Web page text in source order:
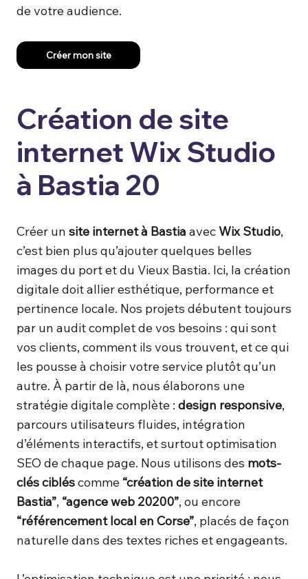
de votre audience.
Créer mon site
Création de site
internet Wix Studio
à Bastia 20
Créer un site internet à Bastia avecWix Studio,
c’est bien plus qu’ajouter quelques belles
images du port et du Vieux Bastia. Ici, la création
digitale doit allier esthétique, performance et
pertinence locale. Nos projets débutent toujours
par un audit complet de vos besoins : qui sont
vos clients, comment ils vous trouvent, et ce qui
les pousse à choisir votre service plutôt qu’un
autre. À partir de là, nous élaborons une
stratégie digitale complète : design responsive,
parcours utilisateurs fluides, intégration
d’éléments interactifs, et surtout optimisation
SEO de chaque page. Nous utilisons des mots-
clés cibléscomme “création de site internet
Bastia”, “agence web 20200”, ou encore
“référencement local en Corse”, placés de façon
naturelle dans des textes riches et engageants.